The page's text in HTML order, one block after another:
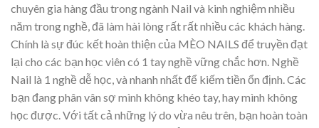
chuyên gia hàng đầu trong ngành Nail và kinh nghiệm nhiều
năm trong nghề, đã làm hài lòng rất rất nhiều các khách hàng.
Chính là sự đúc kết hoàn thiện của MÈO NAILS để truyền đạt
lại cho các bạn học viên có 1 tay nghề vững chắc hơn. Nghề
Nail là 1 nghề dễ học, và nhanh nhất để kiếm tiền ổn định. Các
bạn đang phân vân sợ mình không khéo tay, hay mình không
học được. Với tất cả những lý do vừa nêu trên, bạn hoàn toàn